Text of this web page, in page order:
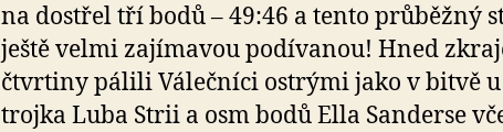
na dostřel tří bodů – 49:46 a tento průběžný
ještě velmi zajímavou podívanou! Hned
čtvrtiny pálili Válečníci ostrými jako v bitvě
trojka Luba Strii a osm bodů Ella Sanderse